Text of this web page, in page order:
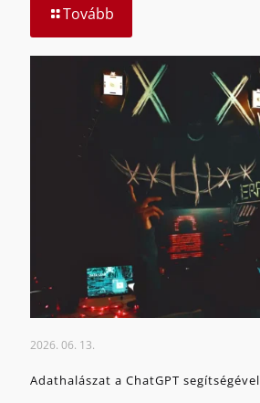
Tovább
2026. 06. 13.
Adathalászat a ChatGPT segítségével